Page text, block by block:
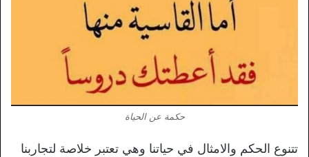
حكمة عن الحياة
تتنوع الحكم والامثال في حياتنا وهي تعتبر خلاصة لتجاربنا